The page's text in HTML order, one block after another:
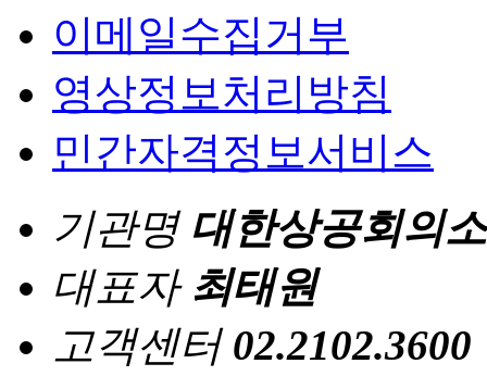
이메일수집거부
영상정보처리방침
민간자격정보서비스
기관명 대한상공회의소
대표자 최태원
고객센터 02.2102.3600